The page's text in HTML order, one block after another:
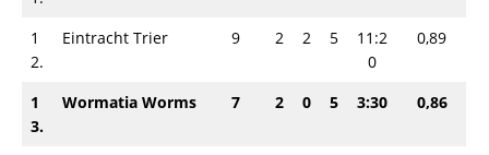
1
2.
Eintracht Trier 9 2 2 5
11:2
0
0,89
1
3.
Wormatia Worms 7 2 0 5 3:30 0,86